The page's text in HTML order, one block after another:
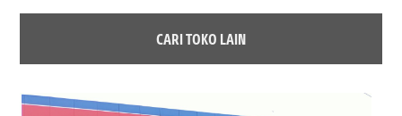
CARI TOKO LAIN